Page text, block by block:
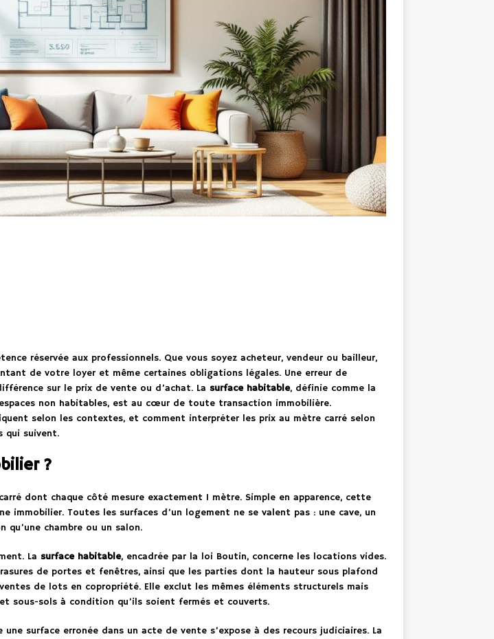
réservée aux professionnels. Que vous soyez acheteur, vendeur ou bailleur,
de votre loyer et même certaines obligations légales. Une erreur de
sur le prix de vente ou d’achat. La surface habitable, définie comme la
non habitables, est au cœur de toute transaction immobilière.
selon les contextes, et comment interpréter les prix au mètre carré selon
qui suivent.
?
dont chaque côté mesure exactement 1 mètre. Simple en apparence, cette
Toutes les surfaces d’un logement ne se valent pas : une cave, un
chambre ou un salon.
La surface habitable, encadrée par la loi Boutin, concerne les locations vides.
de portes et fenêtres, ainsi que les parties dont la hauteur sous plafond
de lots en copropriété. Elle exclut les mêmes éléments structurels mais
sous-sols à condition qu’ils soient fermés et couverts.
surface erronée dans un acte de vente s’expose à des recours judiciaires. La